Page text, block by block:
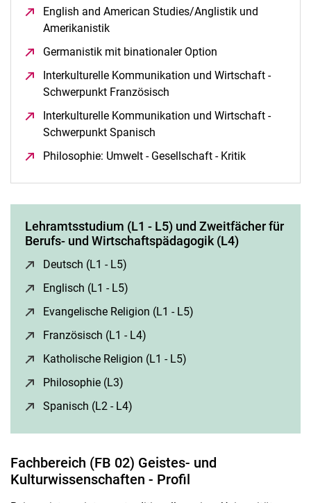
English and American Studies/Anglistik und
Amerikanistik
Germanistik mit binationaler Option
Interkulturelle Kommunikation und Wirtschaft -
Schwerpunkt Französisch
Interkulturelle Kommunikation und Wirtschaft -
Schwerpunkt Spanisch
Philosophie: Umwelt - Gesellschaft - Kritik
Lehramtsstudium (L1 - L5) und Zweitfächer für
Berufs- und Wirtschaftspädagogik (L4)
Deutsch (L1 - L5)
Englisch (L1 - L5)
Evangelische Religion (L1 - L5)
Französisch (L1 - L4)
Katholische Religion (L1 - L5)
Philosophie (L3)
Spanisch (L2 - L4)
Fachbereich (FB 02) Geistes- und
Kulturwissenschaften - Profil